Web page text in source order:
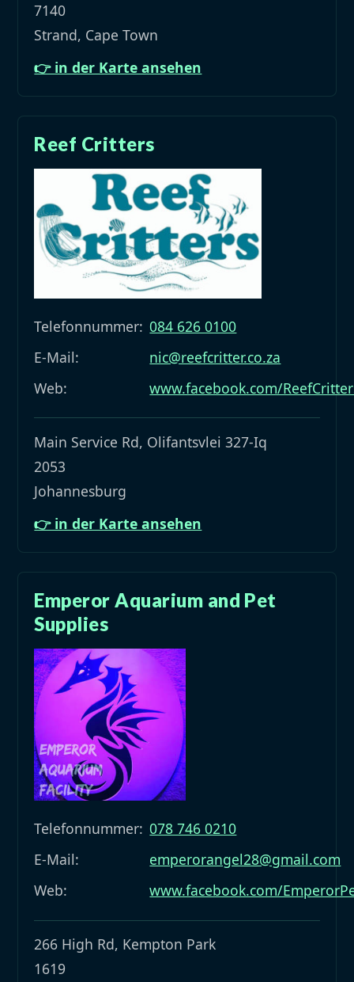
7140
Strand, Cape Town
👉 in der Karte ansehen
Reef Critters
Telefonnummer: 084 626 0100
E-Mail:
nic@reefcritter.co.za
Web:
www.facebook.com/
Main Service Rd, Olifantsvlei 327-Iq
2053
Johannesburg
👉 in der Karte ansehen
Emperor Aquarium and Pet
Supplies
Telefonnummer: 078 746 0210
E-Mail:
emperorangel28@gmail.com
Web:
www.facebook.com/
266 High Rd, Kempton Park
1619